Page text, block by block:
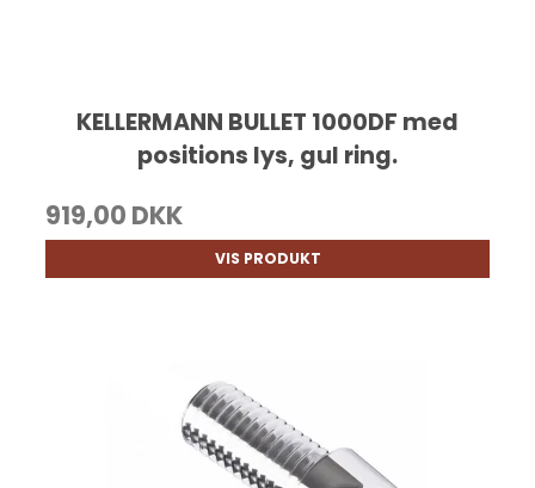
KELLERMANN BULLET 1000DF med
positions lys, gul ring.
919,00 DKK
VIS PRODUKT